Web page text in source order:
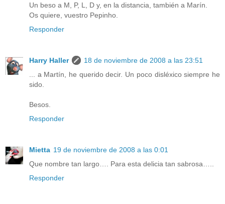
Un beso a M, P, L, D y, en la distancia, también a Marín.
Os quiere, vuestro Pepinho.
Responder
Harry Haller
18 de noviembre de 2008 a las 23:51
... a Martín, he querido decir. Un poco disléxico siempre he
sido.
Besos.
Responder
Mietta 19 de noviembre de 2008 a las 0:01
Que nombre tan largo…. Para esta delicia tan sabrosa…..
Responder